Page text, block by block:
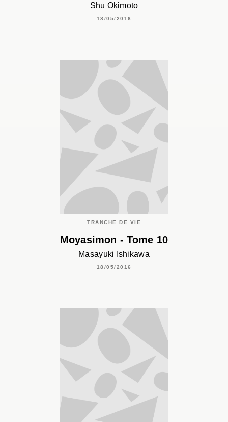
Shu Okimoto
18/05/2016
TRANCHE DE VIE
Moyasimon - Tome 10
Masayuki Ishikawa
18/05/2016